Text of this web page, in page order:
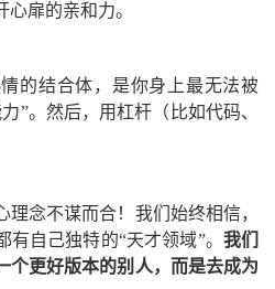
扉的亲和力。
的结合体，是你身上最无法被
”。然后，用杠杆（比如代码、
理念不谋而合！我们始终相信，
自己独特的“天才领域”。 我们
个更好版本的别人，而是去成为